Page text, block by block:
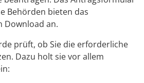
Behörden bieten das
Download an.
prüft, ob Sie die erforderliche
Dazu holt sie vor allem